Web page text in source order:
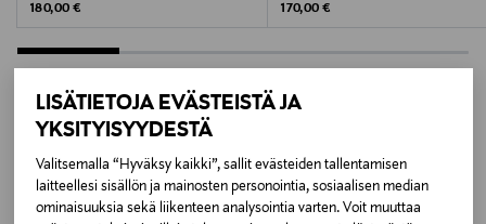
LISÄTIETOJA EVÄSTEISTÄ JA
YKSITYISYYDESTÄ
Valitsemalla “Hyväksy kaikki”, sallit evästeiden tallentamisen
laitteellesi sisällön ja mainosten personointia, sosiaalisen median
ominaisuuksia sekä liikenteen analysointia varten. Voit muuttaa
One size
Valmistusmaa
Suomi
Valmistajan tuotenumero
Original Price
180,00 €
Original Price
170,00 €
LISÄÄ KIINNOSTAVIA
TUOTTEITA